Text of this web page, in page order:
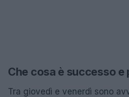
Che cosa è successo e
Tra giovedì e venerdì sono